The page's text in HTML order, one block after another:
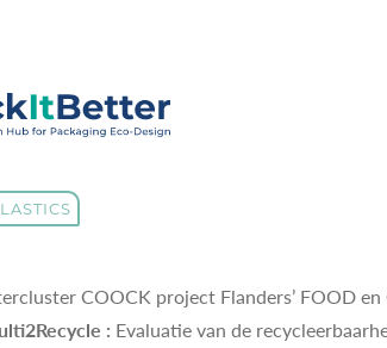
COOCK project Flanders’ FOOD
: Evaluatie van de